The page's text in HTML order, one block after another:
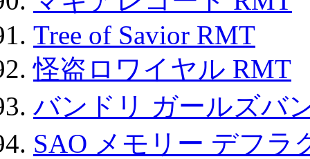
Tree of Savior RMT
怪盗ロワイヤル RMT
バンドリ ガールズバ
SAO メモリー デフラ